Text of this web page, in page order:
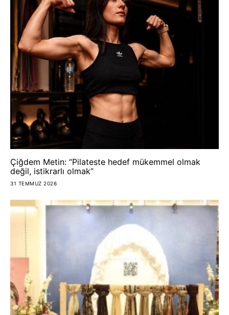
Çiğdem Metin: “Pilateste hedef mükemmel olmak
değil, istikrarlı olmak”
31 TEMMUZ 2026